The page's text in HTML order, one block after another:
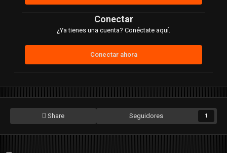
Conectar
¿Ya tienes una cuenta? Conéctate aquí.
Conectar ahora
Share Seguidores 1